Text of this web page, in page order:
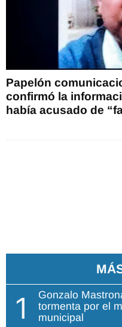
Papelón
confirmó la
había acusado de
1
Gonzalo
tormenta por el
municipal